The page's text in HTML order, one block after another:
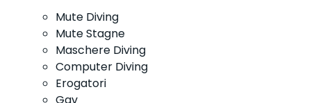
Mute Diving
Mute Stagne
Maschere Diving
Computer Diving
Erogatori